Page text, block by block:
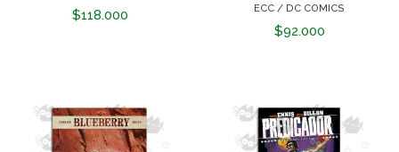
$118.000 ECC / DC COMICS
$92.000